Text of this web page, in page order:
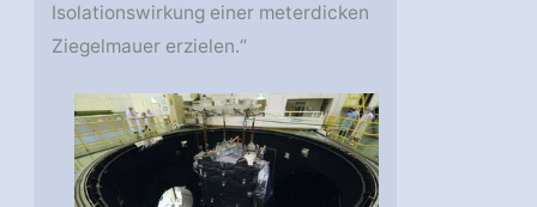
Isolationswirkung einer meterdicken
Ziegelmauer erzielen.“